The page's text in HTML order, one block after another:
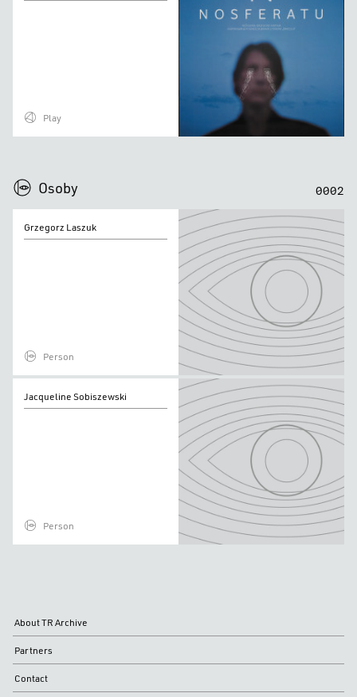
Play
Osoby
0002
Laszuk
Grzegorz Laszuk
Person
Sobiszewski
Jacqueline Sobiszewski
Person
About TR Archive
Partners
Contact